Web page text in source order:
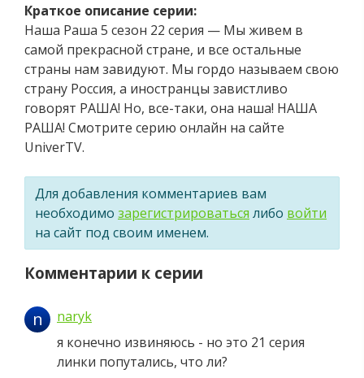
Краткое описание серии:
Наша Раша 5 сезон 22 серия — Мы живем в
самой прекрасной стране, и все остальные
страны нам завидуют. Мы гордо называем свою
страну Россия, а иностранцы завистливо
говорят РАША! Но, все-таки, она наша! НАША
РАША! Смотрите серию онлайн на сайте
UniverTV.
Для добавления комментариев вам
необходимо зарегистрироваться либо войти
на сайт под своим именем.
Комментарии к серии
n
naryk
я конечно извиняюсь - но это 21 серия
линки попутались, что ли?